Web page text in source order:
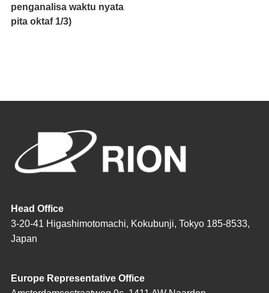
penganalisa waktu nyata
pita oktaf 1/3)
Head Office
3-20-41 Higashimotomachi, Kokubunji, Tokyo 185-8533,
Japan
Europe Representative Office